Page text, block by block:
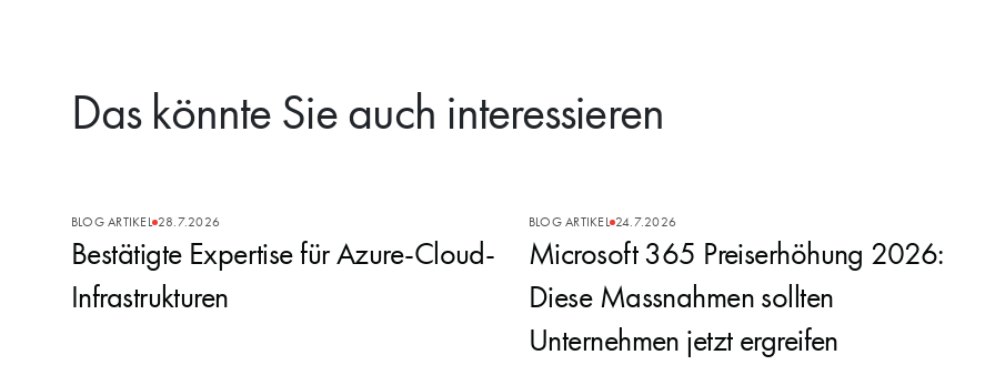
Das könnte Sie auch interessieren
BLOG ARTIKEL 28.7.2026
Bestätigte Expertise für Azure-Cloud-
Infrastrukturen
BLOG ARTIKEL 24.7.2026
Microsoft 365 Preiserhöhung 2026:
Diese Massnahmen sollten
Unternehmen jetzt ergreifen